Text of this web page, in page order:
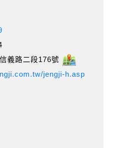
義路二段176號
jengji-h.asp